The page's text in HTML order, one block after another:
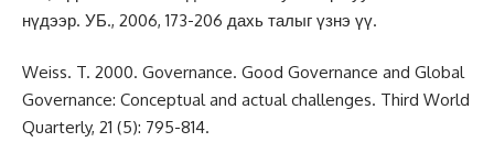
нүдээр. УБ., 2006, 173-206 дахь талыг үзнэ үү.
Weiss. T. 2000. Governance. Good Governance and Global
Governance: Conceptual and actual challenges. Third World
Quarterly, 21 (5): 795-814.